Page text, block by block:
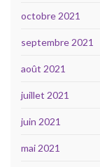
octobre 2021
septembre 2021
août 2021
juillet 2021
juin 2021
mai 2021